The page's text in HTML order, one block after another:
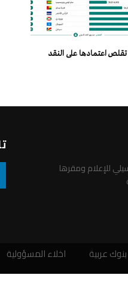
تقلص اعتمادها على النقد
للإعلام ومقرها
عربية اخلاء المسؤولية